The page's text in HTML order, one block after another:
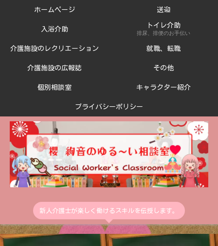
新人介護士が楽しく働けるスキルを伝授します。
ホームページ 送迎
入浴介助
トイレ介助
排尿、排便のお手伝い
介護施設のレクリエーション 就職、転職
介護施設の広報誌 その他
個別相談室 キャラクター紹介
プライバシーポリシー